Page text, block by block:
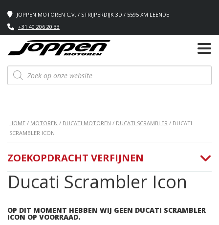
JOPPEN MOTOREN C.V. / STRIJPERDIJK 3D / 5595 XM LEENDE
+31 40 206 20 33
Producten
zoeken
HOME / MOTOREN / DUCATI MOTOREN / DUCATI SCRAMBLER / DUCATI
SCRAMBLER ICON
Ducati Scrambler Icon
OP DIT MOMENT HEBBEN WIJ GEEN DUCATI SCRAMBLER
ICON OP VOORRAAD.
ZOEKOPDRACHT VERFIJNEN